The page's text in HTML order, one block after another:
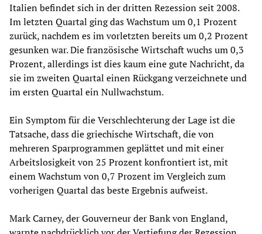
Italien befindet sich in der dritten Rezession seit 2008.
Im letzten Quartal ging das Wachstum um 0,1 Prozent
zurück, nachdem es im vorletzten bereits um 0,2 Prozent
gesunken war. Die französische Wirtschaft wuchs um 0,3
Prozent, allerdings ist dies kaum eine gute Nachricht, da
sie im zweiten Quartal einen Rückgang verzeichnete und
im ersten Quartal ein Nullwachstum.
Ein Symptom für die Verschlechterung der Lage ist die
Tatsache, dass die griechische Wirtschaft, die von
mehreren Sparprogrammen geplättet und mit einer
Arbeitslosigkeit von 25 Prozent konfrontiert ist, mit
einem Wachstum von 0,7 Prozent im Vergleich zum
vorherigen Quartal das beste Ergebnis aufweist.
Mark Carney, der Gouverneur der Bank von England,